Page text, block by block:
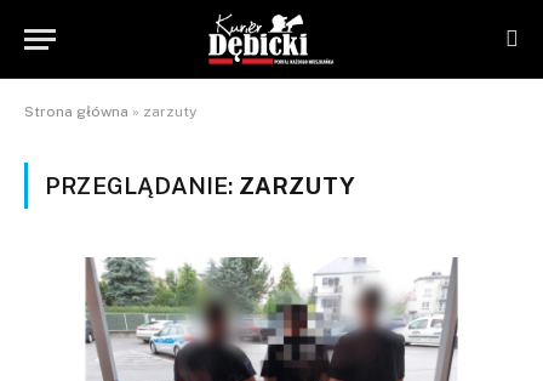
Strona główna » zarzuty
PRZEGLĄDANIE: ZARZUTY